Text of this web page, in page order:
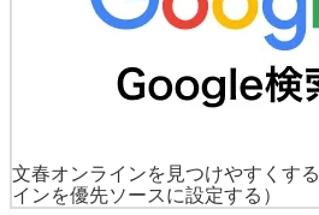
文春オンラインを見つけやすくする
インを優先ソースに設定する）